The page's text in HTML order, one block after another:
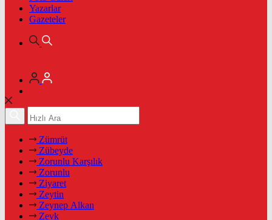
Yazarlar
Gazeteler
Zümrüt
Zübeyde
Zorunlu Karşılık
Zorunlu
Ziyaret
Zeytin
Zeynep Alkan
Zevk